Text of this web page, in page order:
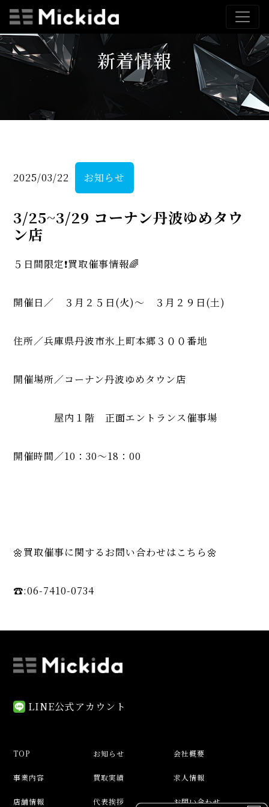
新着情報
2025/03/22 お知らせ
3/25~3/29 コーナン丹波ゆめタウ
ン店
５日間限定❗️買取催事情報🌈
開催日／ ３月２５日(火)〜 ３月２９日(土)
住所／兵庫県丹波市氷上町本郷３００番地
開催場所／コーナン丹波ゆめタウン店
屋内１階 正面エントランス催事場
開催時間／10：30〜18：00
🌼買取催事に関するお問い合わせはこちら🌼
☎️:06-7410-0734
LINE公式アカウント
TOP
事業内容
店舗情報
お知らせ
買取実績
代表挨拶
会社概要
求人情報
お問い合わせ